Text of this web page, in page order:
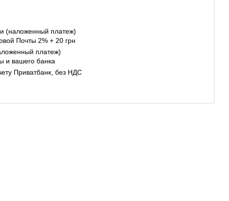
(наложенный платеж)
Почты 2% + 20 грн
платеж)
и вашего банка
Приватбанк, без НДС